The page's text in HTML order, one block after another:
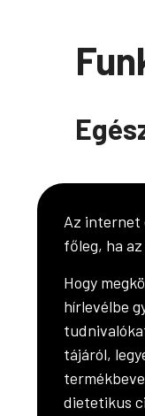
Az internet
főleg, ha
Hogy
hírlevélbe
tájáról,
dietetikus